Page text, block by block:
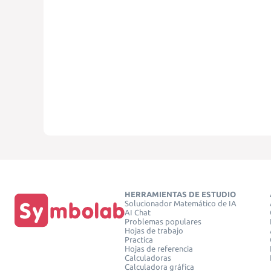
HERRAMIENTAS DE ESTUDIO
Solucionador Matemático de IA
AI Chat
Problemas populares
Hojas de trabajo
Practica
Hojas de referencia
Calculadoras
Calculadora gráfica